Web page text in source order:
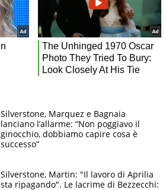
Silverstone, Marquez e Bagnaia
lanciano l’allarme: “Non poggiavo il
ginocchio, dobbiamo capire cosa è
successo”
Silverstone, Martin: "Il lavoro di Aprilia
sta ripagando". Le lacrime di Bezzecchi: